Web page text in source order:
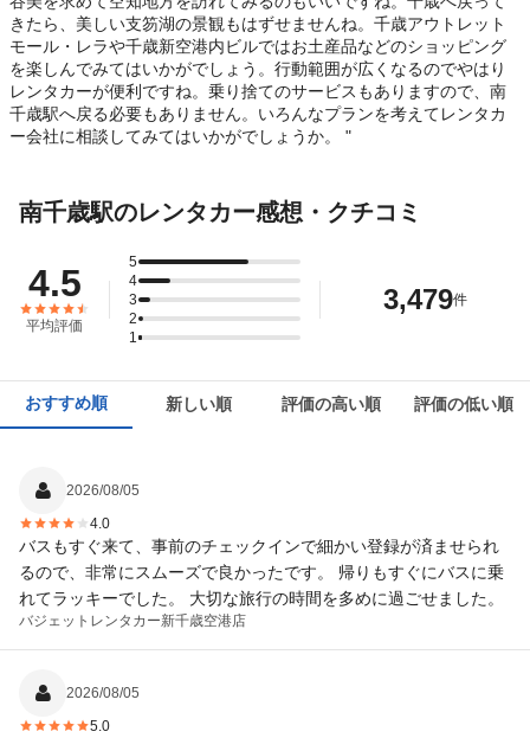
きたら、美しい支笏湖の景観もはずせませんね。千歳アウトレット
モール・レラや千歳新空港内ビルではお土産品などのショッピング
を楽しんでみてはいかがでしょう。行動範囲が広くなるのでやはり
レンタカーが便利ですね。乗り捨てのサービスもありますので、南
千歳駅へ戻る必要もありません。いろんなプランを考えてレンタカ
ー会社に相談してみてはいかがでしょうか。 "
南千歳駅のレンタカー感想・クチコミ
4.5
平均評価
5
4
3
2
1
3,479件
おすすめ順 新しい順 評価の高い順 評価の低い順
2026/08/05
4.0
バスもすぐ来て、事前のチェックインで細かい登録が済ませられ
るので、非常にスムーズで良かったです。 帰りもすぐにバスに乗
れてラッキーでした。 大切な旅行の時間を多めに過ごせました。
バジェットレンタカー新千歳空港店
2026/08/05
5.0